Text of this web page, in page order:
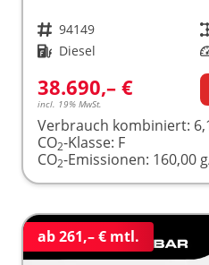
Fahrzeugnr. 94149
Kraftstoff Diesel
38.690,– €
incl. 19% MwSt.
Verbrauch kombiniert:
CO2-Klasse: F
CO2-Emissionen: 160,00
ab 261,– € mtl.